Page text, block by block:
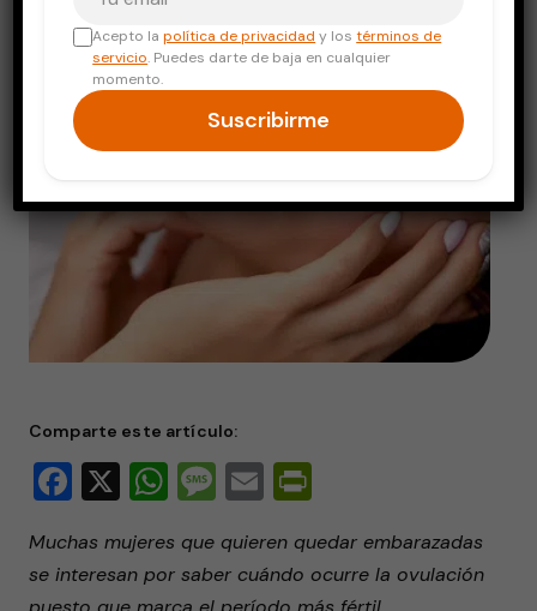
Comparte este artículo:
Facebook
X WhatsApp
Message
Email
Muchas mujeres que quieren quedar embarazadas
se interesan por saber cuándo ocurre la ovulación
Acepto lapolítica de privacidad y lostérminos de
servicio. Puedes darte de baja en cualquier
momento.
Suscribirme